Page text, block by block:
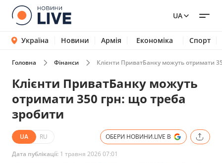
UA
Україна Новини Армія Економіка Спорт
Головна Фінанси Клієнти ПриватБанку можуть отримати
Клієнти ПриватБанку можуть
отримати 350 грн: що треба
зробити
UA RU ОБЕРИ НОВИНИ.LIVE В
Дата публікації: 1 травня 2026 07:01